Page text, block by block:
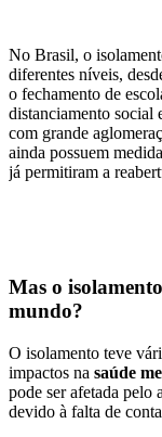
No Brasil, o
diferentes níveis,
o fechamento de
distanciamento social
com grande
ainda possuem
já permitiram a
Mas o
mundo?
O isolamento teve
impactos na saúde
pode ser afetada pelo
devido à falta de